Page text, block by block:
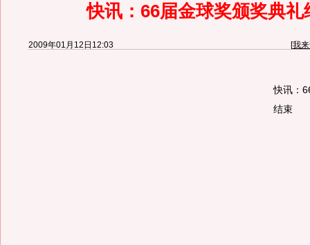
快讯：66届金球奖颁奖典礼
2009年01月12日12:03 [我
快讯：
结束